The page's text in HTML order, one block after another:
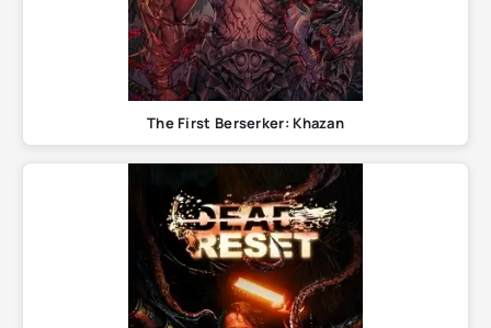
The First Berserker: Khazan